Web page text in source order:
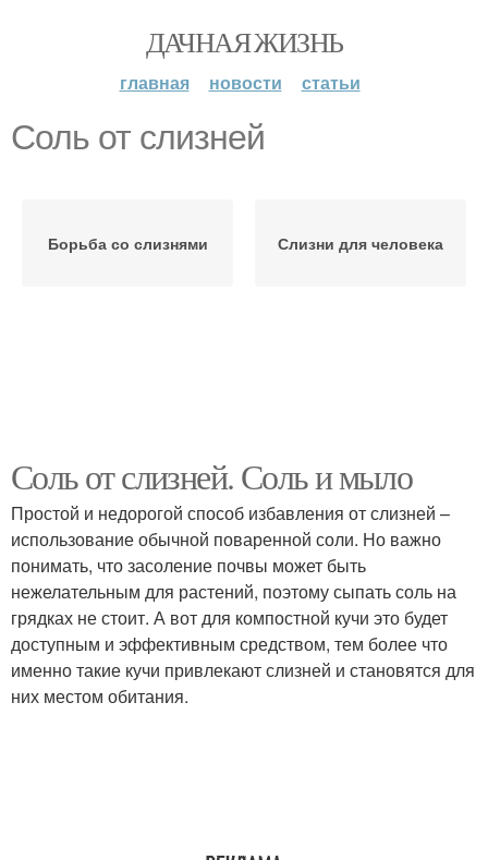
ДАЧНАЯ ЖИЗНЬ
главная новости статьи
Соль от слизней
Борьба со слизнями Слизни для человека
Соль от слизней. Соль и мыло
Простой и недорогой способ избавления от слизней –
использование обычной поваренной соли. Но важно
понимать, что засоление почвы может быть
нежелательным для растений, поэтому сыпать соль на
грядках не стоит. А вот для компостной кучи это будет
доступным и эффективным средством, тем более что
именно такие кучи привлекают слизней и становятся для
них местом обитания.